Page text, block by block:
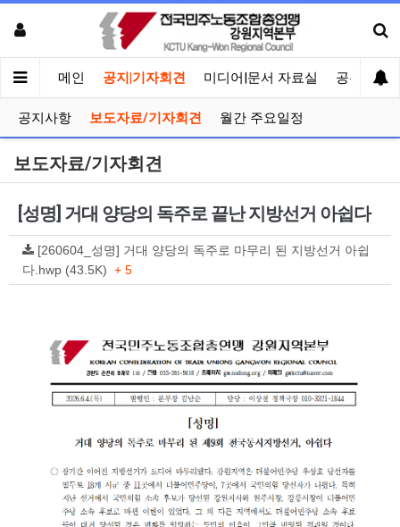
메인 공지|기자회견 미디어|문서 자료실 공유게시
공지사항 보도자료/기자회견 월간 주요일정
보도자료/기자회견
[성명] 거대 양당의 독주로 끝난 지방선거 아쉽다
[260604_성명] 거대 양당의 독주로 마무리 된 지방선거 아쉽
다.hwp (43.5K) + 5